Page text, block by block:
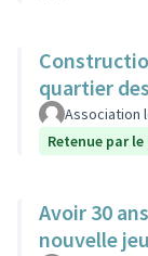
quartier
Association
Retenue par
Avoir 30
nouvelle